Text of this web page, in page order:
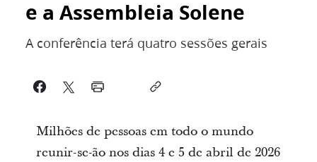
e a Assembleia Solene
A conferência terá quatro sessões gerais
Milhões de pessoas em todo o mundo
reunir-se-ão nos dias 4 e 5 de abril de 2026